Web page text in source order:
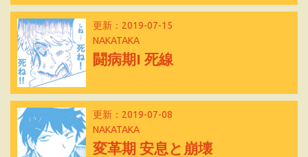
更新：2019-07-15
NAKATAKA
闘病期I 死線
更新：2019-07-08
NAKATAKA
変革期 安息と崩壊